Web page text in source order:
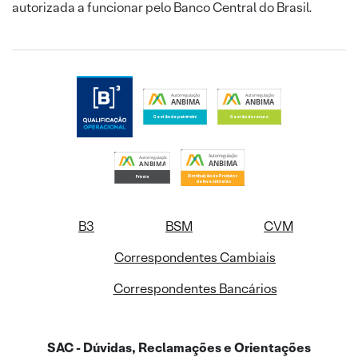
autorizada a funcionar pelo Banco Central do Brasil.
B3 BSM
CVM
Correspondentes Cambiais
Correspondentes Bancários
SAC - Dúvidas, Reclamações e Orientações